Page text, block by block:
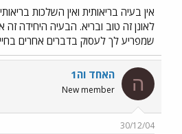
אין בעיה בריאותית ואין השלכות
לאונן זה טוב ובריא. הבעיה היחידה
שמפריע לך לעסוק בדברים אחרים
ה האחד וה1
New member
30/12/04